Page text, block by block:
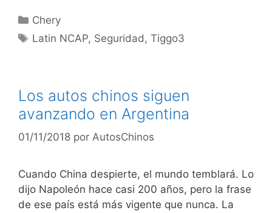
Chery
Latin NCAP, Seguridad ,Tiggo3
Los autos chinos siguen
avanzando en Argentina
01/11/2018 por AutosChinos
Cuando China despierte, el mundo temblará. Lo
dijo Napoleón hace casi 200 años, pero la frase
de ese país está más vigente que nunca. La